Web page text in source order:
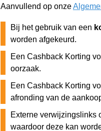
Aanvullend op onze
Bij het gebruik van een
worden afgekeurd.
Een Cashback Korting
oorzaak.
Een Cashback Korting
afronding van de
Externe verwijzingslinks
waardoor deze kan